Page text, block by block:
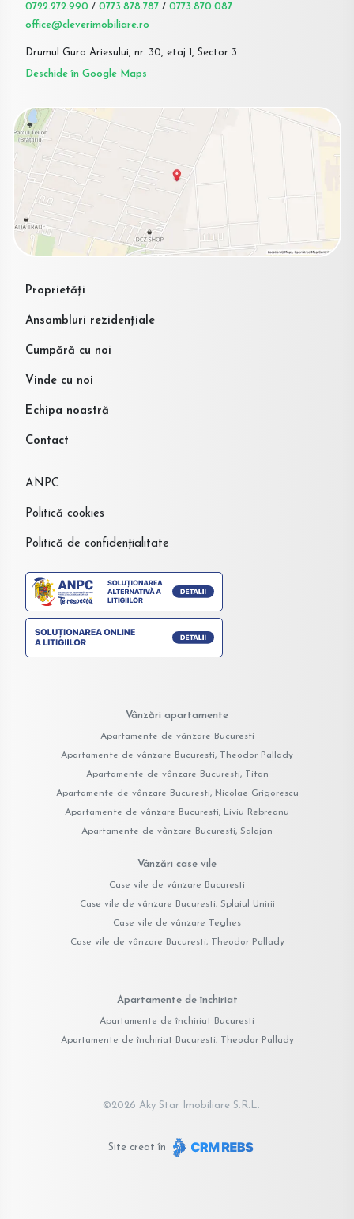
0722.272.990 / 0773.878.787 / 0773.870.087
office@cleverimobiliare.ro
Drumul Gura Ariesului, nr. 30, etaj 1, Sector 3
Deschide în Google Maps
Proprietăți
Ansambluri rezidențiale
Cumpără cu noi
Vinde cu noi
Echipa noastră
Contact
ANPC
Politică cookies
Politică de confidențialitate
Vânzări apartamente
Apartamente de vânzare Bucuresti
Apartamente de vânzare Bucuresti, Theodor Pallady
Apartamente de vânzare Bucuresti, Titan
Apartamente de vânzare Bucuresti, Nicolae Grigorescu
Apartamente de vânzare Bucuresti, Liviu Rebreanu
Apartamente de vânzare Bucuresti, Salajan
Vânzări case vile
Case vile de vânzare Bucuresti
Case vile de vânzare Bucuresti, Splaiul Unirii
Case vile de vânzare Teghes
Case vile de vânzare Bucuresti, Theodor Pallady
Apartamente de închiriat
Apartamente de închiriat Bucuresti
Apartamente de închiriat Bucuresti, Theodor Pallady
©2026 Aky Star Imobiliare S.R.L.
Site creat în